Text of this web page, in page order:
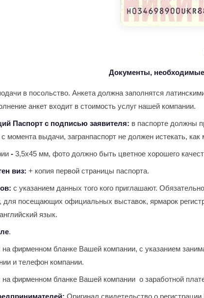
Документы,
в посольство. Анкета должна заполнятся
анкет входит в стоимость услуг нашей компании.
Паспорт с подписью заявителя: в паспорте должны
момента выдачи, загранпаспорт не должен истекать,
- 3,5х45 мм, фото должно быть цветное хорошего
виз: + копия первой страницы паспорта.
с указанием данных того кого приглашают.
для посещающих официальных выставок, ярмарок
язык.
.
на фирменном бланке Вашей компании, с указанием
и телефон компании.
на фирменном бланке Вашей компании о заработной
Оригинал свидетельство о